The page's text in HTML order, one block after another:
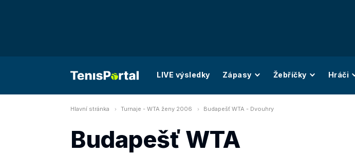
LIVE výsledky Zápasy Žebříčky Hráči
Hlavní stránka Turnaje - WTA ženy 2006 Budapešť WTA - Dvouhry
Budapešť WTA